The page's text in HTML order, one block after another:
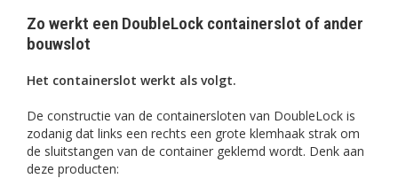
Zo werkt een DoubleLock containerslot of ander
bouwslot
Het containerslot werkt als volgt.
De constructie van de containersloten van DoubleLock is
zodanig dat links een rechts een grote klemhaak strak om
de sluitstangen van de container geklemd wordt. Denk aan
deze producten: